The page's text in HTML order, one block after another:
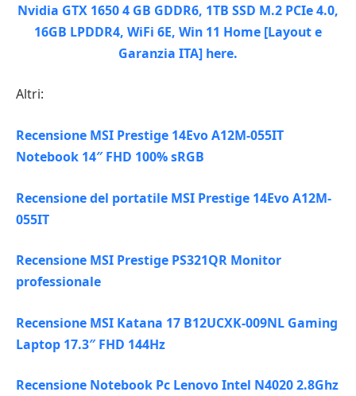
Altri:
Recensione MSI Prestige 14Evo A12M-055IT
Notebook 14″ FHD 100% sRGB
Recensione del portatile MSI Prestige 14Evo A12M-
055IT
Recensione MSI Prestige PS321QR Monitor
professionale
Recensione MSI Katana 17 B12UCXK-009NL Gaming
Laptop 17.3″ FHD 144Hz
Recensione Notebook Pc Lenovo Intel N4020 2.8Ghz